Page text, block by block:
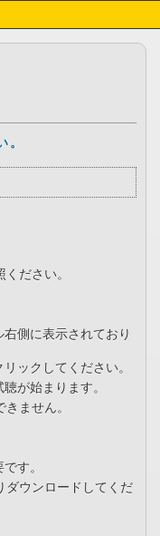
。
ださい。
側に表示されており
リックしてください。
が始まります。
ません。
す。
ダウンロードしてくだ